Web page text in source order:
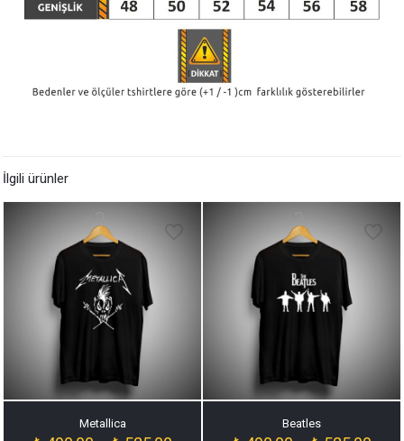
İlgili ürünler
Metallica Beatles